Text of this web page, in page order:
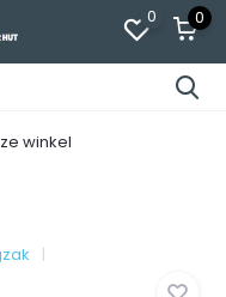
0 0
winkel